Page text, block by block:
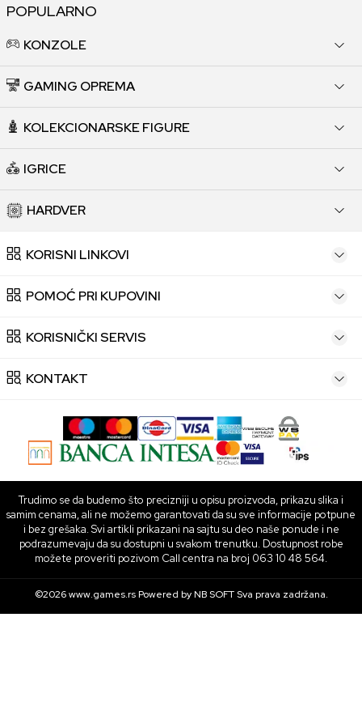
POPULARNO
KONZOLE
GAMING OPREMA
KOLEKCIONARSKE FIGURE
IGRICE
HARDVER
KORISNI LINKOVI
POMOĆ PRI KUPOVINI
KORISNIČKI SERVIS
KONTAKT
Trudimo se da budemo što precizniji u opisu proizvoda, prikazu slika i
samim cenama, ali ne možemo garantovati da su sve informacije potpune
i bez grešaka. Svi artikli prikazani na sajtu su deo naše ponude i ne
podrazumevaju da su dostupni u svakom trenutku. Dostupnost robe
možete proveriti pozivom Call centra na broj 063 10 48 564.
©2026www.games.rs Powered byNB SOFTSva prava zadržana.